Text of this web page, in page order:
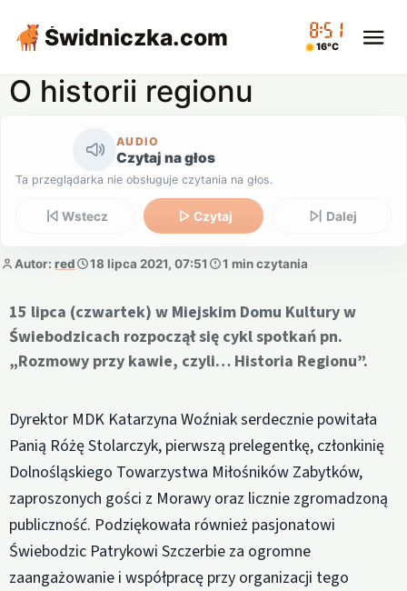
Świdniczka.com 08:51
16°C
O historii regionu
AUDIO
Czytaj na głos
Ta przeglądarka nie obsługuje czytania na głos.
Wstecz Czytaj Dalej
Autor: red 18 lipca 2021, 07:51 1 min czytania
15 lipca (czwartek) w Miejskim Domu Kultury w
Świebodzicach rozpoczął się cykl spotkań pn.
„Rozmowy przy kawie, czyli… Historia Regionu”.
Dyrektor MDK Katarzyna Woźniak serdecznie powitała
Panią Różę Stolarczyk, pierwszą prelegentkę, członkinię
Dolnośląskiego Towarzystwa Miłośników Zabytków,
zaproszonych gości z Morawy oraz licznie zgromadzoną
publiczność. Podziękowała również pasjonatowi
Świebodzic Patrykowi Szczerbie za ogromne
zaangażowanie i współpracę przy organizacji tego